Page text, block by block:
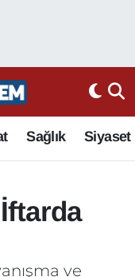
Sağlık Siyaset
ve